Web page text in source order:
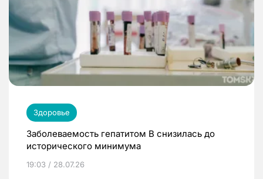
Здоровье
Заболеваемость гепатитом В снизилась до
исторического минимума
19:03 / 28.07.26